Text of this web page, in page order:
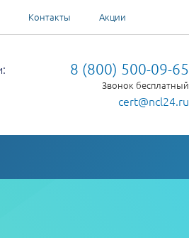
Контакты Акции
8 (800) 500-09-65
Звонок бесплатный
cert@ncl24.ru